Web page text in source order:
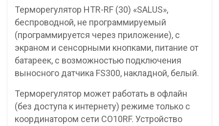
Терморегулятор HTR-RF (30) «SALUS»,
беспроводной, не программируемый
(программируется через приложение), с
экраном и сенсорными кнопками, питание от
батареек, с возможностью подключения
выносного датчика FS300, накладной, белый.
Терморегулятор может работать в офлайн
(без доступа к интернету) режиме только с
координатором сети СО10RF. Устройство